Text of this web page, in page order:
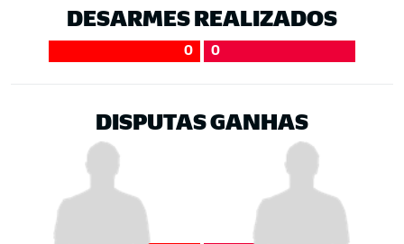
DESARMES REALIZADOS
0 0
DISPUTAS GANHAS